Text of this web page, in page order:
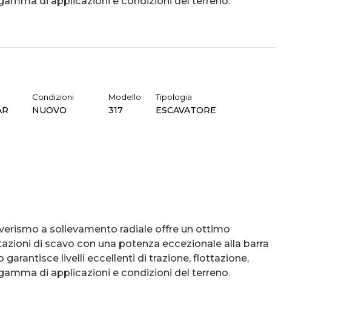
Condizioni
NUOVO
Modello
317
Tipologia
ESCAVATORE
a sollevamento radiale offre un ottimo
di scavo con una potenza eccezionale alla barra
garantisce livelli eccellenti di trazione, flottazione,
di applicazioni e condizioni del terreno.